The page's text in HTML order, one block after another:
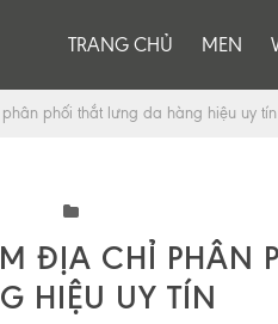
TRANG CHỦ MEN
phối thắt lưng da hàng hiệu uy tín
ĐỊA CHỈ PHÂN
HIỆU UY TÍN